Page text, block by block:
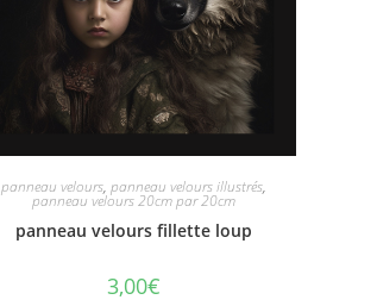
panneau velours,panneau velours illustrés,
panneau velours 20cm par 20cm
panneau velours fillette loup
3,00€